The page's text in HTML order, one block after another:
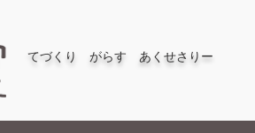
てづくり がらす あくせさりー